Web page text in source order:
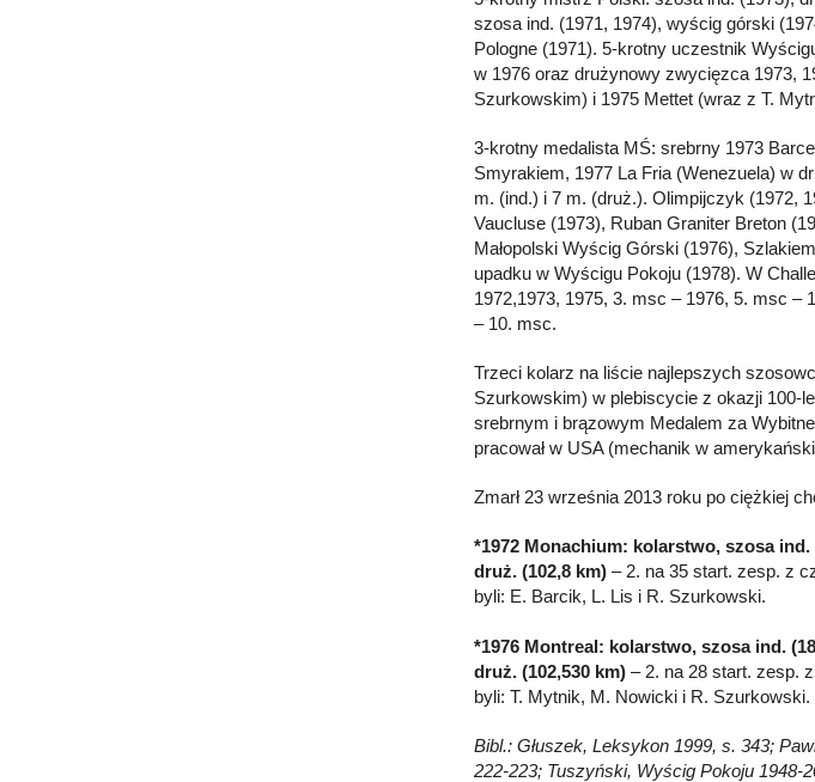
szosa ind. (1971, 1974), wyścig górski
Pologne (1971). 5-krotny uczestnik
w 1976 oraz drużynowy zwycięzca 1973,
Szurkowskim) i 1975 Mettet (wraz z T.
3-krotny medalista MŚ: srebrny 1973
Smyrakiem, 1977 La Fria (Wenezuela) w
m. (ind.) i 7 m. (druż.). Olimpijczyk (1972,
Vaucluse (1973), Ruban Graniter Breton
Małopolski Wyścig Górski (1976),
upadku w Wyścigu Pokoju (1978). W
1972,1973, 1975, 3. msc – 1976, 5. msc –
– 10. msc.
Trzeci kolarz na liście najlepszych
Szurkowskim) w plebiscycie z okazji 100-
srebrnym i brązowym Medalem za
pracował w USA (mechanik w
Zmarł 23 września 2013 roku po ciężkiej
*1972 Monachium: kolarstwo, szosa ind.
druż. (102,8 km) – 2. na 35 start. zesp. z
byli: E. Barcik, L. Lis i R. Szurkowski.
*1976 Montreal: kolarstwo, szosa ind.
druż. (102,530 km) – 2. na 28 start. zesp.
byli: T. Mytnik, M. Nowicki i R. Szurkowski.
Bibl.: Głuszek, Leksykon 1999, s. 343;
222-223; Tuszyński, Wyścig Pokoju 1948-